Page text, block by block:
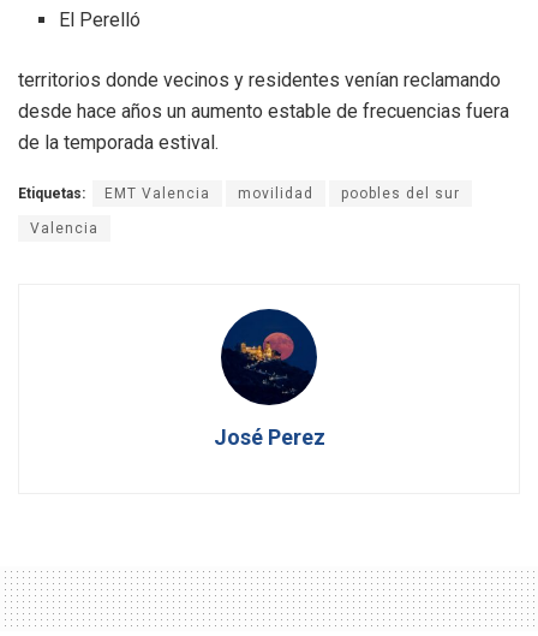
El Perelló
territorios donde vecinos y residentes venían reclamando
desde hace años un aumento estable de frecuencias fuera
de la temporada estival.
Etiquetas: EMT Valencia movilidad poobles del sur
Valencia
José Perez